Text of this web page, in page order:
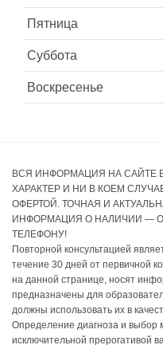
Пятница
Суббота
Воскресенье
ВСЯ ИНФОРМАЦИЯ НА САЙТЕ
ХАРАКТЕР И НИ В КОЕМ
ОФЕРТОЙ. ТОЧНАЯ И
ИНФОРМАЦИЯ О НАЛИЧИИ —
ТЕЛЕФОНУ!
Повторной консультацией
течение 30 дней от первичной
на данной странице, носят
предназначены для
должны использовать их в
Определение диагноза и выбор
исключительной прерогативой